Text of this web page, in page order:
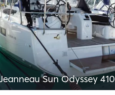
Sun Odyssey 410